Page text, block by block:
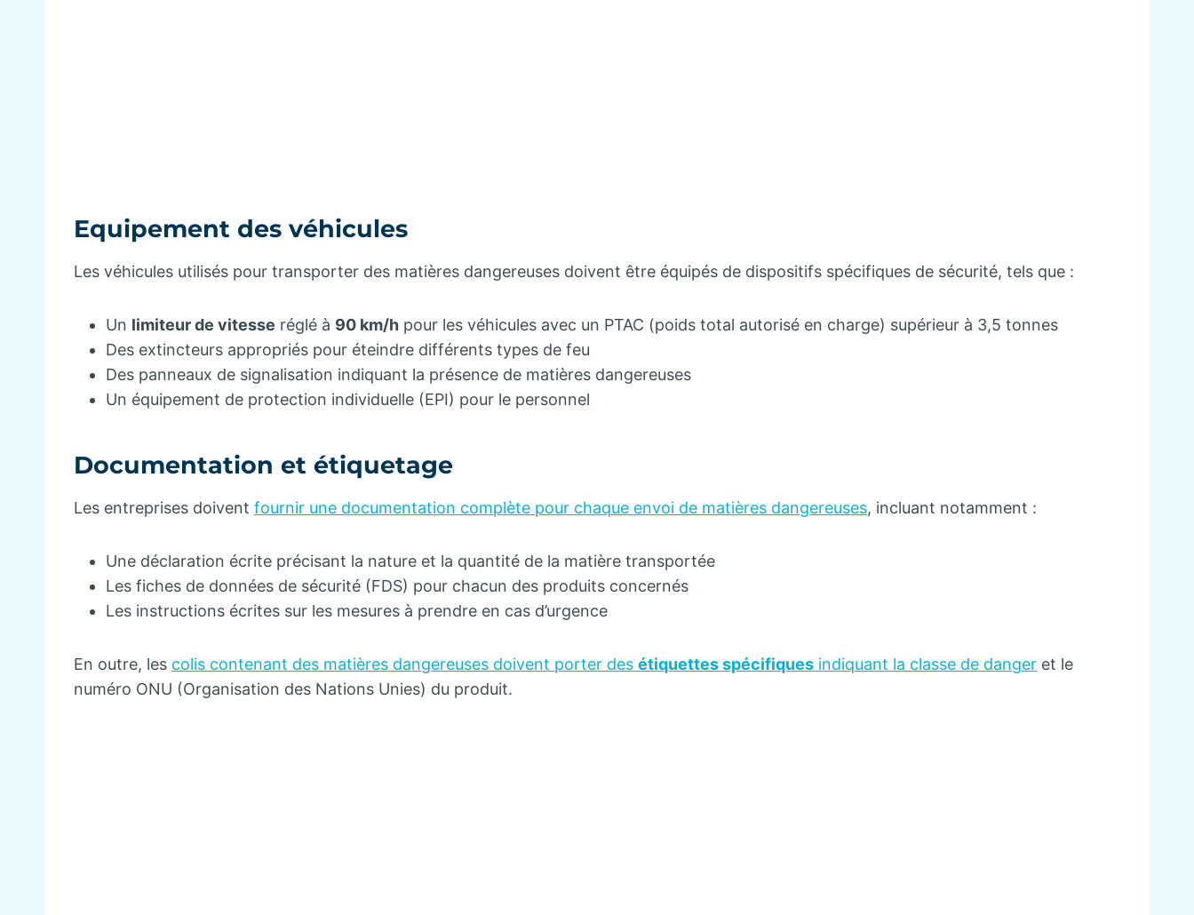
Equipement des véhicules
Les véhicules utilisés pour transporter des matières dangereuses doivent être équipés de dispositifs spécifiques de sécurité, tels que :
Un limiteur de vitesse réglé à 90 km/h pour les véhicules avec un PTAC (poids total autorisé en charge) supérieur à 3,5 tonnes
Des extincteurs appropriés pour éteindre différents types de feu
Des panneaux de signalisation indiquant la présence de matières dangereuses
Un équipement de protection individuelle (EPI) pour le personnel
Documentation et étiquetage
Les entreprises doivent fournir une documentation complète pour chaque envoi de matières dangereuses, incluant notamment :
Une déclaration écrite précisant la nature et la quantité de la matière transportée
Les fiches de données de sécurité (FDS) pour chacun des produits concernés
Les instructions écrites sur les mesures à prendre en cas d’urgence
En outre, les colis contenant des matières dangereuses doivent porter des étiquettes spécifiques indiquant la classe de danger et le
numéro ONU (Organisation des Nations Unies) du produit.